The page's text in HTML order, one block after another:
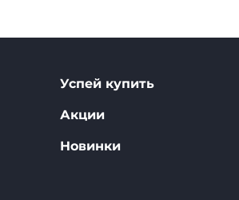
Успей купить
Акции
Новинки